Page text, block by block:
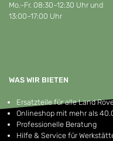
Mo.–Fr. 08:30–12:30 Uhr und
13:00–17:00 Uhr
WAS WIR BIETEN
Ersatzteile für alle Land
Onlineshop mit mehr als
Professionelle Beratung
Hilfe & Service für